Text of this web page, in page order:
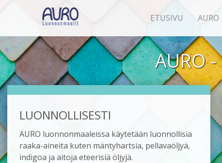
ETUSIVU AURO
AURO
LUONNOLLISESTI
AURO luonnonmaaleissa käytetään luonnollisia
raaka-aineita kuten mäntyhartsia, pellavaöljyä,
indigoa ja aitoja eteerisiä öljyjä.